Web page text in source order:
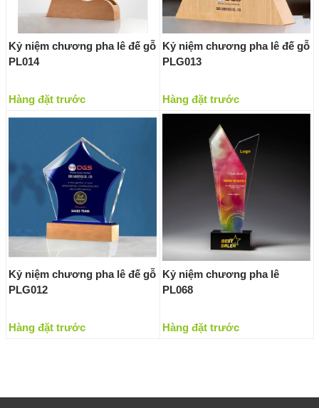
Kỷ niệm chương pha lê đế gỗ
PL014
Hàng đặt trước
Kỷ niệm chương pha lê đế gỗ
PLG013
Hàng đặt trước
Kỷ niệm chương pha lê đế gỗ
PLG012
Hàng đặt trước
Kỷ niệm chương pha lê
PL068
Hàng đặt trước